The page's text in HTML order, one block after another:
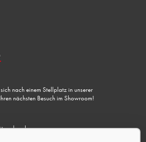
nach einem Stellplatz in unserer
nächsten Besuch im Showroom!
vorhanden.